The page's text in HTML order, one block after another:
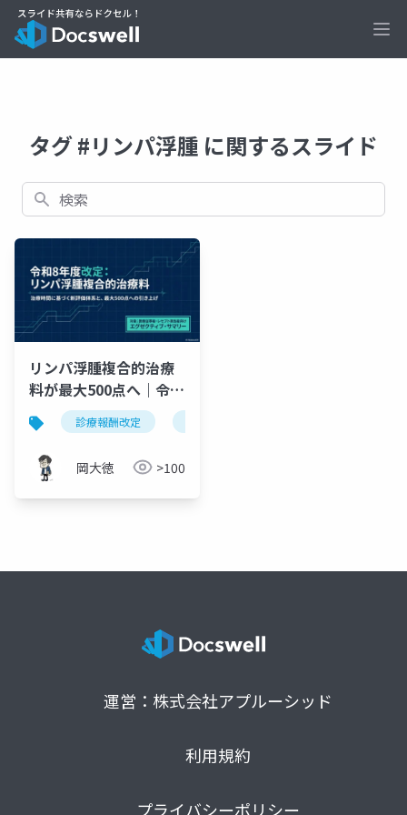
タグ #リンパ浮腫 に関するスライド
検索
リンパ浮腫複合的治療
料が最大500点へ｜令和
8年度改定の要点
診療報酬改定
岡大徳 >100
運営：株式会社アプルーシッド
利用規約
プライバシーポリシー